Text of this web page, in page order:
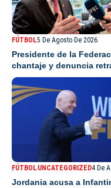
FÚTBOL5 De Agosto De 2026
Presidente de la
chantaje y denuncia
FÚTBOLUNCATEGORIZED4 De
Jordania acusa a